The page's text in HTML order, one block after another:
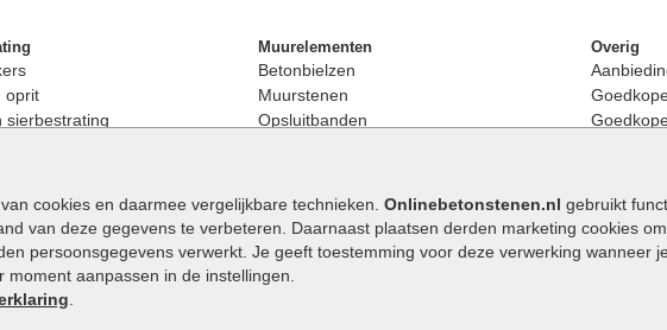
van cookies en daarmee vergelijkbare technieken. Onlinebetonstenen.nl gebruikt
van deze gegevens te verbeteren. Daarnaast plaatsen derden marketing cookies
persoonsgegevens verwerkt. Je geeft toestemming voor deze verwerking wanneer
aanpassen in de instellingen.
oprit
sierbestrating
Muurelementen
Betonbielzen
Muurstenen
Opsluitbanden
Betonblokken
Stapelstenen
Overig